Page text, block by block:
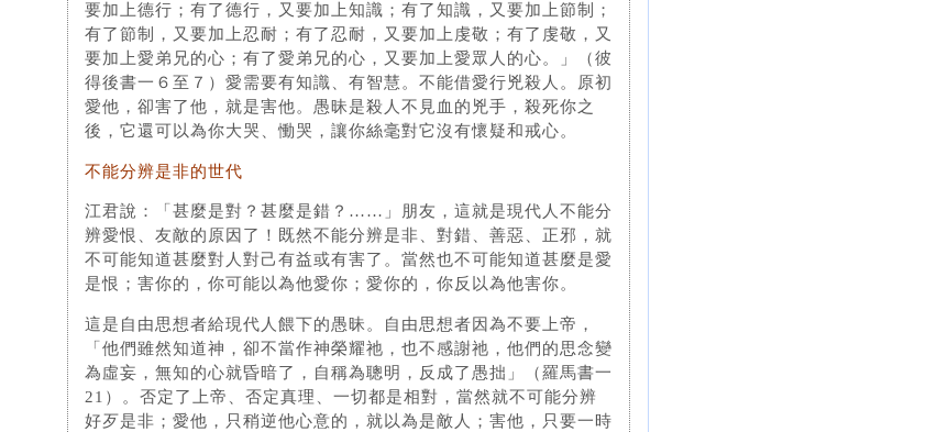
要加上德行；有了德行，又要加上知識；有了知識，又要加上節制；
有了節制，又要加上忍耐；有了忍耐，又要加上虔敬；有了虔敬，又
要加上愛弟兄的心；有了愛弟兄的心，又要加上愛眾人的心。」（彼
得後書一６至７）愛需要有知識、有智慧。不能借愛行兇殺人。原初
愛他，卻害了他，就是害他。愚昧是殺人不見血的兇手，殺死你之
後，它還可以為你大哭、慟哭，讓你絲毫對它沒有懷疑和戒心。
不能分辨是非的世代
江君說：「甚麼是對？甚麼是錯？……」朋友，這就是現代人不能分
辨愛恨、友敵的原因了！既然不能分辨是非、對錯、善惡、正邪，就
不可能知道甚麼對人對己有益或有害了。當然也不可能知道甚麼是愛
是恨；害你的，你可能以為他愛你；愛你的，你反以為他害你。
這是自由思想者給現代人餵下的愚昧。自由思想者因為不要上帝，
「他們雖然知道神，卻不當作神榮耀祂，也不感謝祂，他們的思念變
為虛妄，無知的心就昏暗了，自稱為聰明，反成了愚拙」（羅馬書一
21）。否定了上帝、否定真理、一切都是相對，當然就不可能分辨
好歹是非；愛他，只稍逆他心意的，就以為是敵人；害他，只要一時